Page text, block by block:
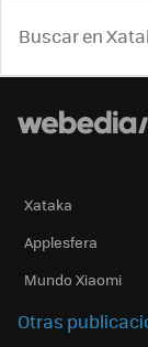
Xataka
Applesfera
Mundo Xiaomi
Otras